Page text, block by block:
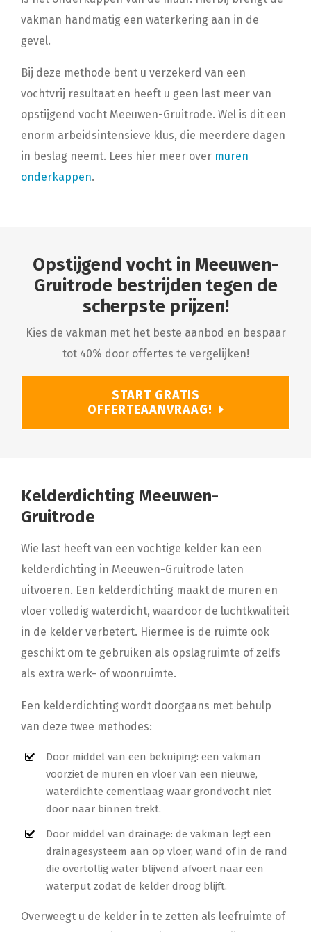
vakman handmatig een waterkering aan in de
gevel.
Bij deze methode bent u verzekerd van een
vochtvrij resultaat en heeft u geen last meer van
opstijgend vocht Meeuwen-Gruitrode. Wel is dit een
enorm arbeidsintensieve klus, die meerdere dagen
in beslag neemt. Lees hier meer over muren
onderkappen.
Opstijgend vocht in Meeuwen-
Gruitrode bestrijden tegen de
scherpste prijzen!
Kies de vakman met het beste aanbod en bespaar
tot 40% door offertes te vergelijken!
START GRATIS
OFFERTEAANVRAAG!
Kelderdichting Meeuwen-
Gruitrode
Wie last heeft van een vochtige kelder kan een
kelderdichting in Meeuwen-Gruitrode laten
uitvoeren. Een kelderdichting maakt de muren en
vloer volledig waterdicht, waardoor de luchtkwaliteit
in de kelder verbetert. Hiermee is de ruimte ook
geschikt om te gebruiken als opslagruimte of zelfs
als extra werk- of woonruimte.
Een kelderdichting wordt doorgaans met behulp
van deze twee methodes:
Door middel van een bekuiping: een vakman
voorziet de muren en vloer van een nieuwe,
waterdichte cementlaag waar grondvocht niet
door naar binnen trekt.
Door middel van drainage: de vakman legt een
drainagesysteem aan op vloer, wand of in de rand
die overtollig water blijvend afvoert naar een
waterput zodat de kelder droog blijft.
Overweegt u de kelder in te zetten als leefruimte of